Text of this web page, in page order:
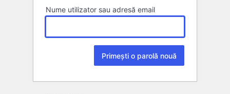
Nume utilizator sau adresă email